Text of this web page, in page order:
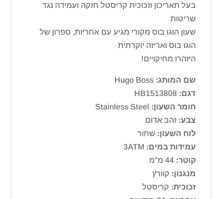
בעל תאריכון וזכוכית קריסטל חזקה ועמידה נגד
שריטות
שעון הוגו בוס מקורי מגיע עם אחריות, ספרון של
הוגו בוס ואריזה יוקרתית
היזהרו מחיקויים!
שם המותג: Hugo Boss
דגם: HB1513808
חומר השעון:
צבע: זהב אדום
לוח השעון: שחור
עמידות במים:
קוטר: 44 מ”מ
מנגנון: קוורץ
זכוכית: קריסטל